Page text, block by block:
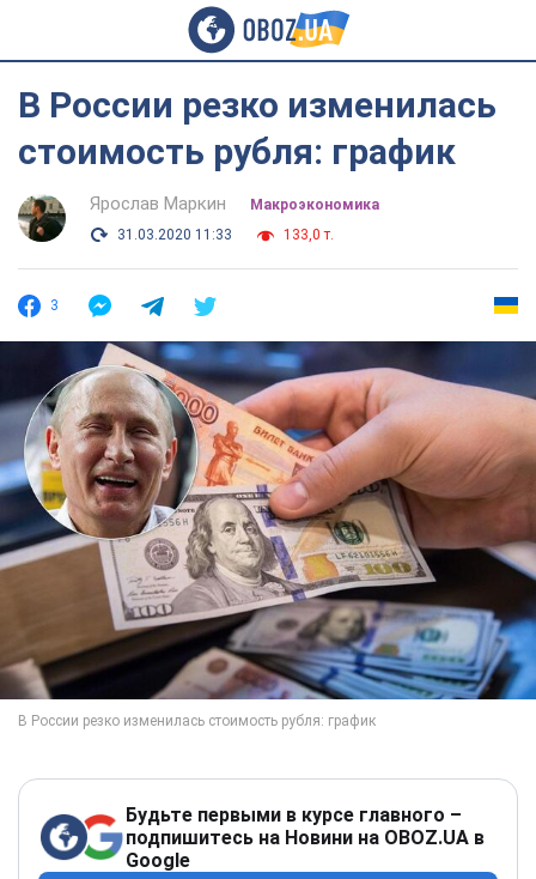
В России резко изменилась
стоимость рубля: график
Ярослав Маркин
Mакроэкономика
31.03.2020 11:33
133,0 т.
3
Будьте первыми в курсе главного –
подпишитесь на Новини на OBOZ.UA в
Google